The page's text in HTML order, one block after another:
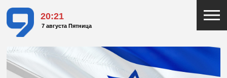
20:21
7 августа Пятница